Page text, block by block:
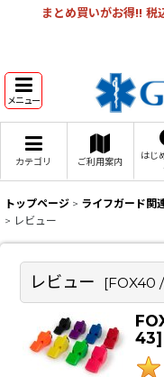
まとめ買いがお得!!
メニュー
カテゴリ ご利用案内
はじ
トップページ > ライフガード関
> レビュー
レビュー [FOX40
43]